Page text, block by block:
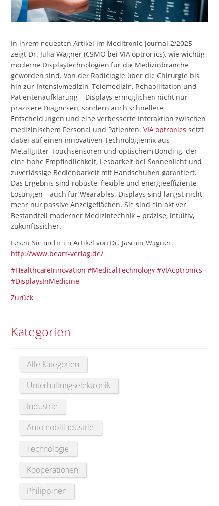
In ihrem neuesten Artikel im Meditronic-Journal 2/2025
zeigt Dr. Julia Wagner (CSMO bei VIA optronics), wie wichtig
moderne Displaytechnologien für die Medizinbranche
geworden sind. Von der Radiologie über die Chirurgie bis
hin zur Intensivmedizin, Telemedizin, Rehabilitation und
Patientenaufklärung – Displays ermöglichen nicht nur
präzisere Diagnosen, sondern auch schnellere
Entscheidungen und eine verbesserte Interaktion zwischen
medizinischem Personal und Patienten.VIA optronics setzt
dabei auf einen innovativen Technologiemix aus
Metallgitter-Touchsensoren und optischem Bonding, der
eine hohe Empfindlichkeit, Lesbarkeit bei Sonnenlicht und
zuverlässige Bedienbarkeit mit Handschuhen garantiert.
Das Ergebnis sind robuste, flexible und energieeffiziente
Lösungen – auch für Wearables. Displays sind längst nicht
mehr nur passive Anzeigeflächen. Sie sind ein aktiver
Bestandteil moderner Medizintechnik – präzise, intuitiv,
zukunftssicher.
Lesen Sie mehr im Artikel von Dr. Jasmin Wagner:
http://www.beam-verlag.de/
#HealthcareInnovation #MedicalTechnology #VIAoptronics
#DisplaysInMedicine
Zurück
Kategorien
Alle Kategorien
Unterhaltungselektronik
Industrie
Automobilindustrie
Technologie
Kooperationen
Philippinen